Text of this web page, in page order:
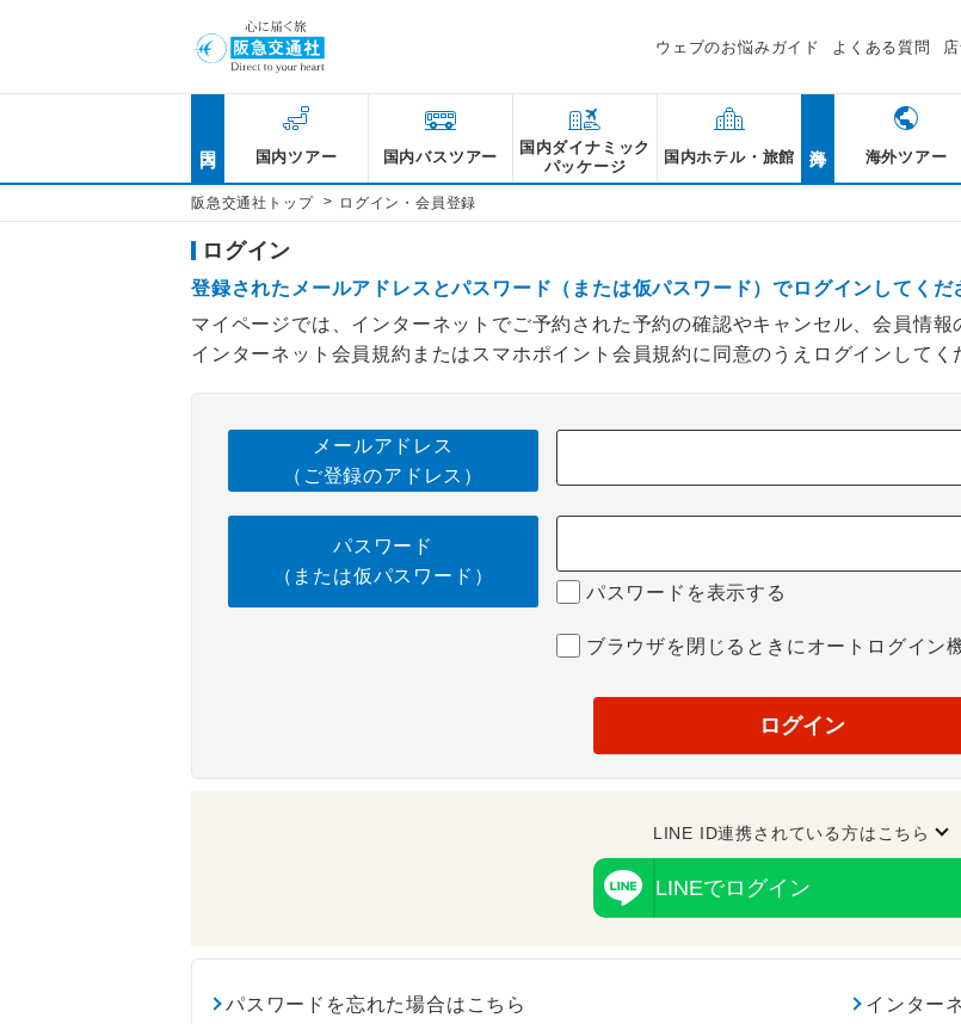
ウェブのお悩みガイド よくある質問
国内ツアー 国内バスツアー
国内ダイナミック
パッケージ
国内ホテル・旅館 海外ツアー
阪急交通社トップ > ログイン・会員登録
ログイン
登録されたメールアドレスとパスワード（または仮パスワード）でログインしてくだ
マイページでは、インターネットでご予約された予約の確認やキャンセル、会員情報
インターネット会員規約またはスマホポイント会員規約に同意のうえログインしてく
メールアドレス
（ご登録のアドレス）
パスワード
（または仮パスワード）
パスワードを表示する
ブラウザを閉じるときにオートログイン
ログイン
LINE ID連携されている方はこちら
LINEでログイン
パスワードを忘れた場合はこちら インター